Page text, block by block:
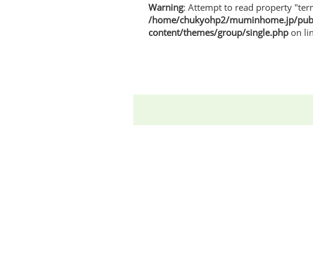
Warning: Attempt to read property
/home/chukyohp2/muminhome.jp/
content/themes/group/single.php on